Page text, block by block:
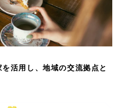
活用し、地域の交流拠点と